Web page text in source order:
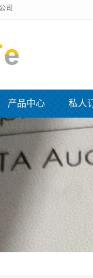
司
产品中心 私人